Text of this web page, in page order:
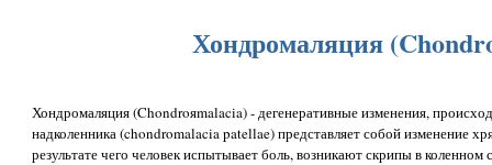
Хондромаляция
Хондромаляция (Chondroяmalacia) - дегенеративные изменения,
надколенника (chondromalacia patellae) представляет собой изменение
результате чего человек испытывает боль, возникают скрипы в